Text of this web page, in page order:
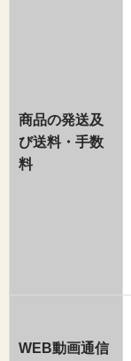
商品の発送及
び送料・手数
料
WEB動画通信